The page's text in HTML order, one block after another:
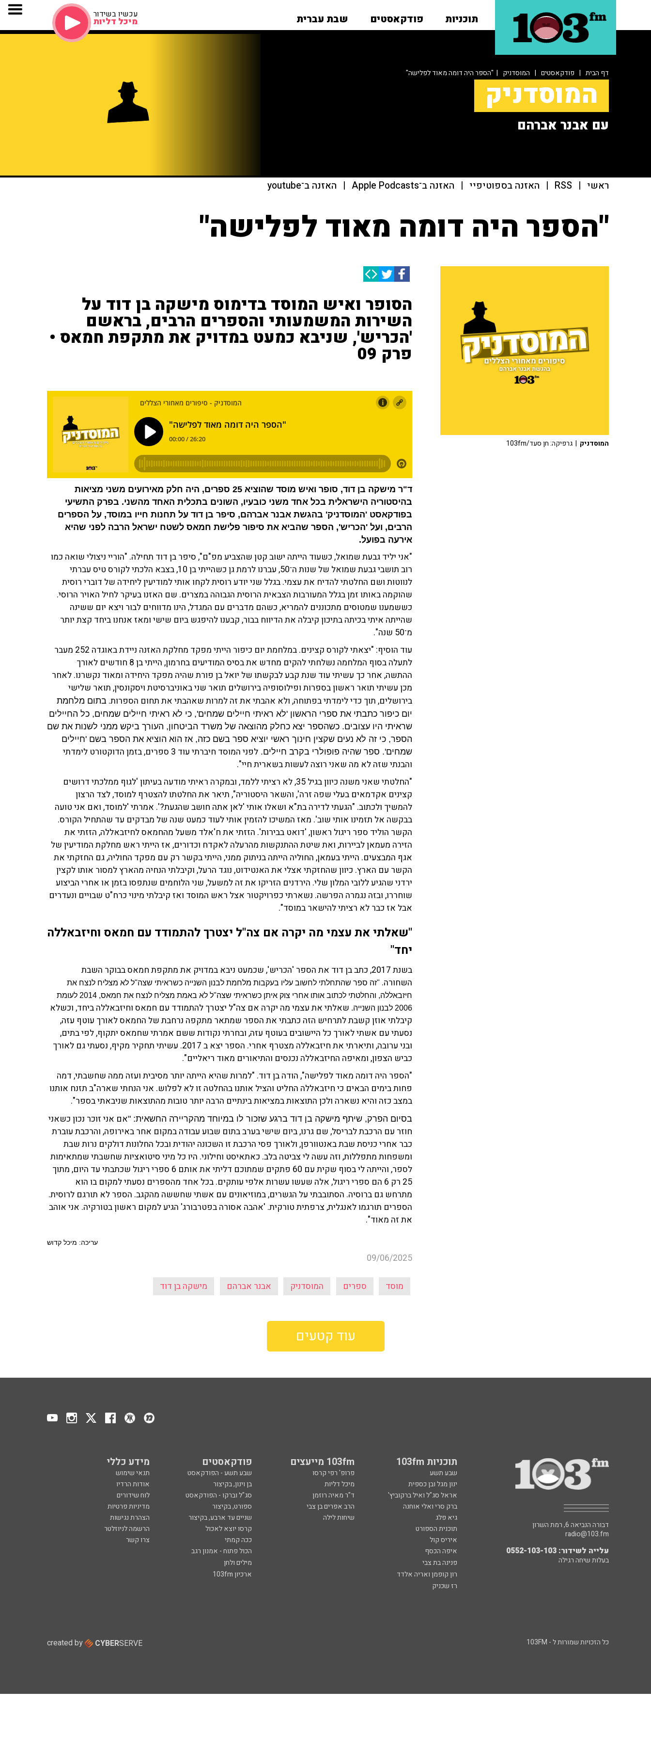
תוכניות פודקאסטים שבת עברית עכשיו בשידור
מיכל דליות
דף הבית | פודקאסטים | המוסדניק | "הספר היה דומה מאוד לפלישה"
המוסדניק
עם אבנר אברהם
ראשי |
RSS
| האזנה בספוטיפיי | האזנה ב־Apple Podcasts | האזנה ב־youtube
"הספר היה דומה מאוד לפלישה"
הסופר ואיש המוסד בדימוס מישקה בן דוד על
השירות המשמעותי והספרים הרבים, בראשם
'הכריש', שניבא כמעט במדויק את מתקפת חמאס •
פרק 09
ד"ר מישקה בן דוד, סופר ואיש מוסד שהוציא 25 ספרים, היה חלק מאירועים משני מציאות
בהיסטוריה הישראלית בכל אחד משני כובעיו, השונים בתכלית האחד מהשני. בפרק התשיעי
בפודקאסט 'המוסדניק' בהגשת אבנר אברהם, סיפר בן דוד על תחנות חייו במוסד, על הספרים
הרבים, ועל 'הכריש', הספר שהביא את סיפור פלישת חמאס לשטח ישראל הרבה לפני שהיא
אירעה בפועל.
"אני יליד גבעת שמואל, כשעוד הייתה ישוב קטן שהצביע מפ"ם", סיפר בן דוד תחילה. "הוריי ניצולי שואה כמו
רוב תושבי גבעת שמואל של שנות ה־50, עברנו לרמת גן כשהייתי בן 10, בצבא הלכתי לקורס טיס עברתי
לנווטות ושם החלטתי להדיח את עצמי. בגלל שני יודע רוסית לקחו אותי למודיעין ליחידה של דוברי רוסית
שהוקמה באותו זמן בגלל המעורבות הצבאית הרוסית הגבוהה במצרים. שם האזנו בעיקר לחיל האויר הרוסי.
כששמענו שמטוסים מתכוננים להמריא, כשהם מדברים עם המגדל, הינו מדווחים לבור ויצא יום ששינה
שהייתה איתי בכיתה בתיכון קיבלה את הדיווח בבור, קבענו להיפגש ביום שישי ומאז אנחנו ביחד קצת יותר
מ־50 שנה".
עוד הוסיף: "יצאתי לקורס קצינים. במלחמת יום כיפור הייתי מפקד מחלקת האזנה ניידת באוגדה 252 מעבר
לתעלה בסוף המלחמה נשלחתי להקים מחדש את בסיס המודיעים בחרמון, הייתי בן 8 חודשים לאורך
ההתשה, אחר כך עשיתי עוד שנת קבע לבקשתו של יואל בן פורת שהיה מפקד היחידה ומאוד נקשרנו. לאחר
מכן עשיתי תואר ראשון בספרות ופילוסופיה בירושלים תואר שני באוניברסיטת ויסקונסין, תואר שלישי
בירושלים, תוך כדי לימדתי בפתוחה, ולא אהבתי את זה למרות שאהבתי את תחום הספרות. בתום מלחמת
יום כיפור כתבתי את ספרי הראשון 'לא ראיתי חיילים שמחים', כי לא ראיתי חיילים שמחים, כל החיילים
שראיתי היו עצובים. כשהספר יצא כחלק מהוצאה של משרד הביטחון, העורך ביקש ממני לשנות את שם
הספר, כי זה לא נעים שקצין חינוך ראשי יוציא ספר בשם כזה, אז הוא הוציא את הספר בשם 'חיילים
שמחים'. ספר שהיה פופולרי בקרב חיילים.
לפני המוסד חיברתי עוד 3 ספרים, בזמן הדוקטורט לימדתי
והבנתי שזה לא מה שאני רוצה לעשות בשארית חיי".
"החלטתי שאני משנה כיוון בגיל 35, לא רציתי ללמד, ובמקרה ראיתי מודעה בעיתון 'לגוף ממלכתי דרושים
קצינים אקדמאים בעלי שפה זרה', והשאר היסטוריה", תיאר את החלטתו להצטרף למוסד, לצד הרצון
להמשיך ולכתוב. "הגעתי לדירה בת"א ושאלו אותי 'לאן אתה חושב שהגעת?'. אמרתי 'למוסד, ואם אני טועה
בבקשה אל תזמינו אותי שוב'. מאז המשיכו להזמין אותי לעוד כמעט שנה של מבדקים עד שהתחיל הקורס.
הקשר הוליד ספר ריגול ראשון, 'דואט בבירות'. הזזתי את ח'אלד משעל מהחמאס לחיזבאללה, הזזתי את
הזירה מעמאן לביירות, ואת שיטת ההתנקשות מהרעלה לאקדח וכדורים, אז הייתי ראש מחלקת המודיעין של
אגף המבצעים. הייתי בעמאן, החוליה הייתה בניתוק ממני, הייתי בקשר רק עם מפקד החוליה, גם החזקתי את
הקשר עם הארץ. כיוון שהחזקתי אצלי את האנטידוט, נוגד הרעל, וקיבלתי הנחיה מהארץ למסור אותו לקצין
ירדני שהגיע ללובי המלון שלי. הירדנים הזריקו את זה למשעל, שני הלוחמים שנתפסו בזמן או אחרי הביצוע
שוחררו, ובזה נגמרה הפרשה. נשארתי כפרויקטור אצל ראש המוסד ואז קיבלתי מינוי כרח"ט שבויים ונעדרים
אבל אז כבר לא רציתי להישאר במוסד".
"שאלתי את עצמי מה יקרה אם צה"ל יצטרך להתמודד עם חמאס וחיזבאללה
יחד"
בשנת 2017, כתב בן דוד את הספר 'הכריש', שכמעט ניבא במדויק את מתקפת חמאס בבוקר השבת
השחורה. "זה ספר שהתחלתי לחשוב עליו בעקבות מלחמת לבנון השנייה כשראיתי שצה"ל לא מצליח לנצח את
חיזבאללה, והחלטתי לכתוב אותו אחרי צוק איתן כשראיתי שצה"ל לא באמת מצליח לנצח את חמאס, 2014 לעומת
2006 לבנון השנייה.
שאלתי את עצמי מה יקרה אם צה"ל יצטרך להתמודד עם חמאס וחיזבאללה ביחד, וכשלא
קיבלתי אוזן קשבת לתרחיש הזה כתבתי את הספר שמתאר מתקפה נרחבת של החמאס לאורך עוטף עזה,
נסעתי עם אשתי לאורך כל היישובים בעוטף עזה, ובחרתי נקודות ששם אמרתי שחמאס יתקוף, לפי בתים,
ובני ערובה, ותיארתי את חיזבאללה מצטרף אחרי. הספר יצא ב 2017. עשיתי תחקיר מקיף, נסעתי גם לאורך
כביש הצפון, ומאיפה החיזבאללה נכנסים והתיאורים מאוד ריאליים".
"הספר היה דומה מאוד לפלישה", הודה בן דוד. "למרות שהיא הייתה יותר מסיבית ועזה ממה שחשבתי, דמה
פחות בימים הבאים כי חיזבאללה החליט והציל אותנו בהחלטה זו לא לפלוש. אני הנחתי שארה"ב תזנח אותנו
במצב כזה והיא נשארה ולכן התוצאות במציאות בינתיים הרבה יותר טובות מהתוצאות שניבאתי בספר".
בסיום הפרק, שיתף מישקה בן דוד ברגע שזכור לו במיוחד מהקריירה החשאית: "אם אני זוכר נכון כשאני
חוזר עם הרכבת לבריסל, שם גרנו, ביום שישי בערב בתום שבוע עבודה במקום אחר באירופה, והרכבת עוברת
כבר אחרי כניסת שבת באנטוורפן, ולאורך פסי הרכבת זו השכונה יהודית ובכל החלונות דולקים נרות שבת
ומשפחות מתפללות, וזה עשה לי צביטה בלב. כאתאיסט וחילוני. היו כל מיני סיטואציות שחשבתי שמתאימות
לספר, והייתה לי בסוף שקית עם 60 פתקים שמתוכם דליתי את אותם 6 ספרי ריגול שכתבתי עד היום, מתוך
25 רק 6 הם ספרי ריגול, אלה שעשו עשרות אלפי עותקים. בכל אחד מהספרים נסעתי למקום בו הוא
מתרחש גם ברוסיה. הסתובבתי על הגשרים, במוזיאונים עם אשתי שחששה מהקגב. הספר לא תורגם לרוסית.
הספרים תורגמו לאנגלית, צרפתית טורקית. 'אהבה אסורה בפטרבורג' הגיע למקום ראשון בטורקיה. אני אוהב
את זה מאוד".
עריכה: מיכל קדוש
09/06/2025
מוסד ספרים המוסדניק אבנר אברהם מישקה בן דוד
המוסדניק | גרפיקה: חן סעד/103fm
עוד קטעים
תוכניות 103fm 103fm מייעצים פודקאסטים מידע כללי
שבע תשע פרופ' רפי קרסו שבע תשע - הפודקאסט
תנאי שימוש
ינון מגל ובן כספית
מיכל דליות בן וינון, בקיצור
אודות הרדיו
אראל סג"ל ואיל ברקוביץ'
ד"ר מאיה רוזמן סג"ל וברקו - הפודקאסט
לוח שידורים
ברק סרי ואלי אוחנה
הרב אפרים בן צבי ספורט, בקיצור
מדיניות פרטיות
גיא פלג
שיחות לילה שניים עד ארבע, בקיצור
הצהרת נגישות
תוכנית הספורט
קרסו יוצא לאכול
הרשמה לניוזלטר
איריס קול
ככה קמתי
צרו קשר
איפה הכסף
הכול פתוח - אמנון רגב
פנינה בת צבי
מילים ולחן
רון קופמן ואריה אלדד
ארכיון 103fm
רז שכניק
דבורה הנביאה 6, רמת השרון
radio@103.fm
עלייה לשידור: 0552-103-103
בעלות שיחה רגילה
כל הזכויות שמורות ל - 103FM created by CYBERSERVE